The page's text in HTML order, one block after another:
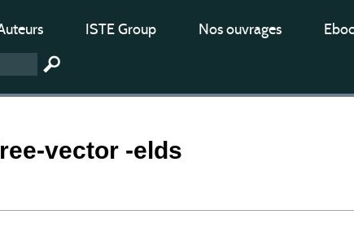
ISTE Group Nos ouvrages
vector -elds